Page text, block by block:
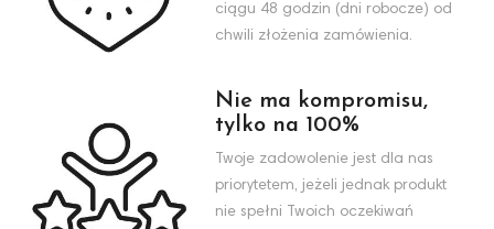
ciągu 48 godzin (dni robocze) od
chwili złożenia zamówienia.
Nie ma kompromisu,
tylko na 100%
Twoje zadowolenie jest dla nas
priorytetem, jeżeli jednak produkt
nie spełni Twoich oczekiwań